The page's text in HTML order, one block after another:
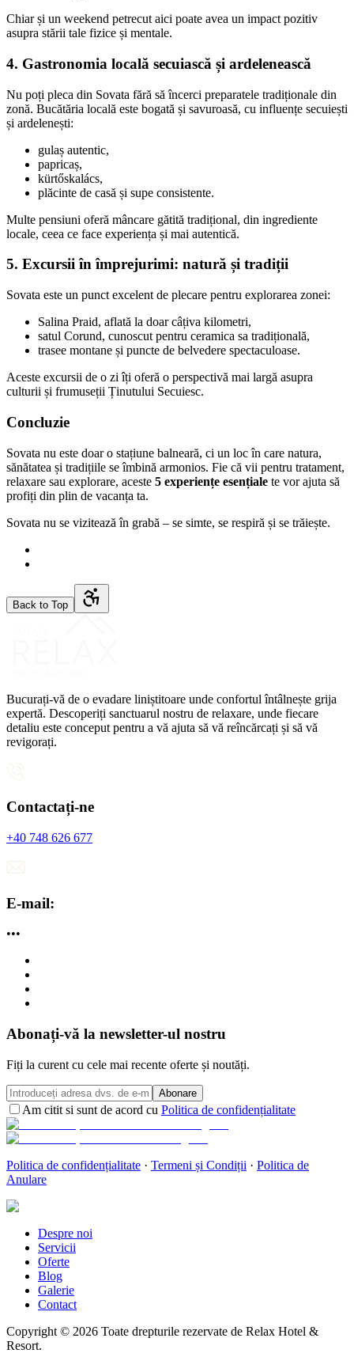
Chiar și un weekend petrecut aici poate avea un impact pozitiv
asupra stării tale fizice și mentale.
4. Gastronomia locală secuiască și ardelenească
Nu poți pleca din Sovata fără să încerci preparatele tradiționale din
zonă. Bucătăria locală este bogată și savuroasă, cu influențe secuiești
și ardelenești:
gulaș autentic,
papricaș,
kürtőskalács,
plăcinte de casă și supe consistente.
Multe pensiuni oferă mâncare gătită tradițional, din ingrediente
locale, ceea ce face experiența și mai autentică.
5. Excursii în împrejurimi: natură și tradiții
Sovata este un punct excelent de plecare pentru explorarea zonei:
Salina Praid, aflată la doar câțiva kilometri,
satul Corund, cunoscut pentru ceramica sa tradițională,
trasee montane și puncte de belvedere spectaculoase.
Aceste excursii de o zi îți oferă o perspectivă mai largă asupra
culturii și frumuseții Ținutului Secuiesc.
Concluzie
Sovata nu este doar o stațiune balneară, ci un loc în care natura,
sănătatea și tradițiile se îmbină armonios. Fie că vii pentru tratament,
relaxare sau explorare, aceste 5 experiențe esențiale te vor ajuta să
profiți din plin de vacanța ta.
Sovata nu se vizitează în grabă – se simte, se respiră și se trăiește.
Back to Top
Bucurați-vă de o evadare liniștitoare unde confortul întâlnește grija
expertă. Descoperiți sanctuarul nostru de relaxare, unde fiecare
detaliu este conceput pentru a vă ajuta să vă reîncărcați și să vă
revigorați.
Contactați-ne
+40 748 626 677
E-mail:
•••
Abonați-vă la newsletter-ul nostru
Fiți la curent cu cele mai recente oferte și noutăți.
Abonare
Am citit si sunt de acord cu Politica de confidențialitate
Politica de confidențialitate · Termeni și Condiții · Politica de
Anulare
Despre noi
Servicii
Oferte
Blog
Galerie
Contact
Copyright © 2026 Toate drepturile rezervate de Relax Hotel &
Resort.